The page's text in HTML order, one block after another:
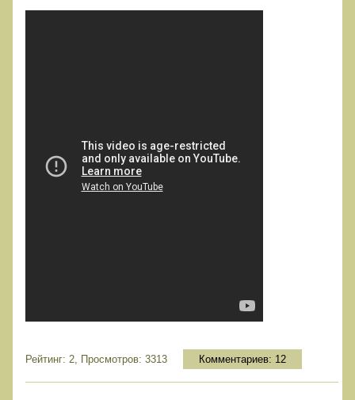
Рейтинг: 2, Просмотров: 3313 Комментариев: 12